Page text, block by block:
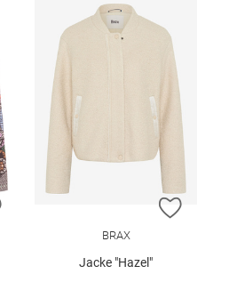
ZUR WUNSCHLISTE HINZUFÜGEN
ZUR
BRAX
Jacke "Hazel"